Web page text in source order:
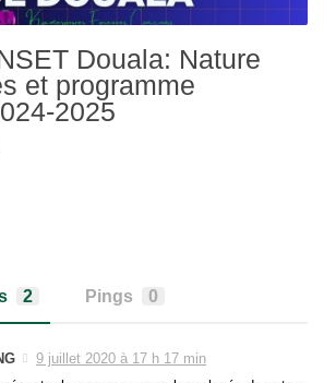
Douala: Nature
et programme
2025
2 Pings 0
9 juillet 2020 à 17 h 17 min